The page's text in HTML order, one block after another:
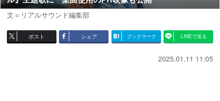
文＝リアルサウンド編集部
ポスト シェア ブックマーク LINEで送る
2025.01.11 11:05